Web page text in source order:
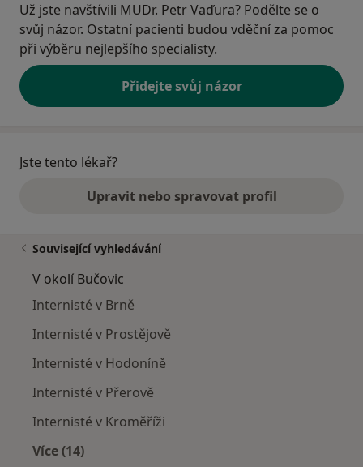
Už jste navštívili MUDr. Petr Vaďura? Podělte se o
svůj názor. Ostatní pacienti budou vděční za pomoc
při výběru nejlepšího specialisty.
Přidejte svůj názor
Jste tento lékař?
Upravit nebo spravovat profil
Související vyhledávání
V okolí Bučovic
Internisté v Brně
Internisté v Prostějově
Internisté v Hodoníně
Internisté v Přerově
Internisté v Kroměříži
Více (14)